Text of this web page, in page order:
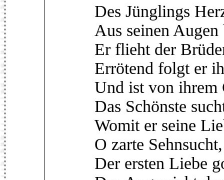
Des Jünglings
Aus seinen Augen
Er flieht der
Errötend folgt er
Und ist von ihrem
Das Schönste
Womit er seine
O zarte
Der ersten Liebe